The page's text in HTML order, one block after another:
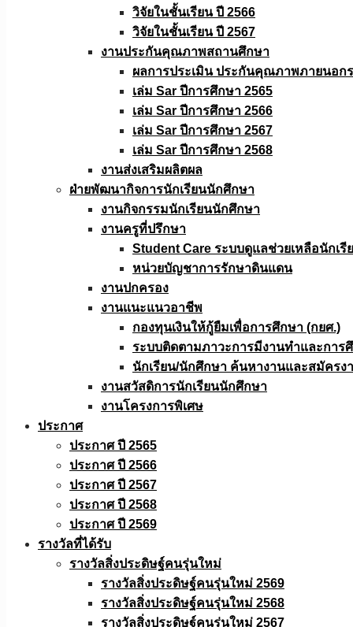
วิจัยในชั้นเรียน ปี 2566
วิจัยในชั้นเรียน ปี 2567
งานประกันคุณภาพสถานศึกษา
ผลการประเมิน ประกันคุณภาพภายนอก
เล่ม Sar ปีการศึกษา 2565
เล่ม Sar ปีการศึกษา 2566
เล่ม Sar ปีการศึกษา 2567
เล่ม Sar ปีการศึกษา 2568
งานส่งเสริมผลิตผล
ฝ่ายพัฒนากิจการนักเรียนนักศึกษา
งานกิจกรรมนักเรียนนักศึกษา
งานครูที่ปรึกษา
Student Care ระบบดูแลช่วยเหลือนักเรี
หน่วยบัญชาการรักษาดินแดน
งานปกครอง
งานแนะแนวอาชีพ
กองทุนเงินให้กู้ยืมเพื่อการศึกษา (กยศ.)
ระบบติดตามภาวะการมีงานทำและการ
นักเรียน/นักศึกษา ค้นหางานและสมัครง
งานสวัสดิการนักเรียนนักศึกษา
งานโครงการพิเศษ
ประกาศ
ประกาศ ปี 2565
ประกาศ ปี 2566
ประกาศ ปี 2567
ประกาศ ปี 2568
ประกาศ ปี 2569
รางวัลที่ได้รับ
รางวัลสิ่งประดิษฐ์คนรุ่นใหม่
รางวัลสิ่งประดิษฐ์คนรุ่นใหม่ 2569
รางวัลสิ่งประดิษฐ์คนรุ่นใหม่ 2568
รางวัลสิ่งประดิษฐ์คนรุ่นใหม่ 2567